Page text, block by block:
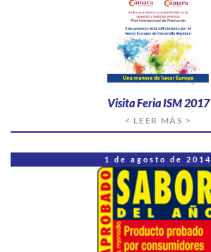
Visita Feria ISM 2017
< LEER MÁS >
1 de agosto de 2014